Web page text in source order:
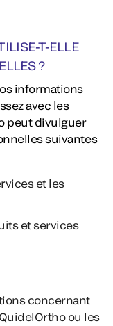
T-ELLE
?
informations
avec les
peut divulguer
suivantes
et les
et services
concernant
ou les